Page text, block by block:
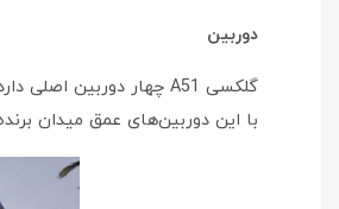
دوربین
با این دوربین‌های عمق میدان